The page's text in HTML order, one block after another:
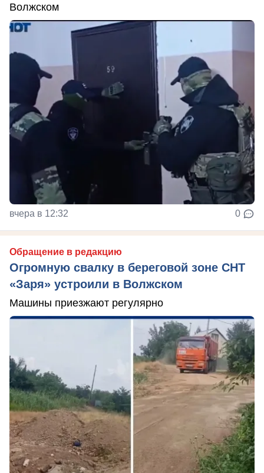
Волжском
вчера в 12:32 0
Обращение в редакцию
Огромную свалку в береговой зоне СНТ
«Заря» устроили в Волжском
Машины приезжают регулярно